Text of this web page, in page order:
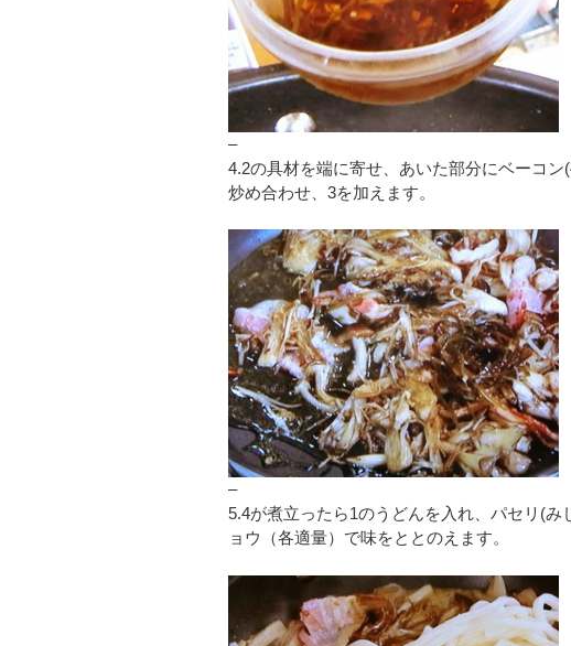
–
4.2の具材を端に寄せ、あいた部分にベーコ
炒め合わせ、3を加えます。
–
5.4が煮立ったら1のうどんを入れ、パセリ(
ョウ（各適量）で味をととのえます。